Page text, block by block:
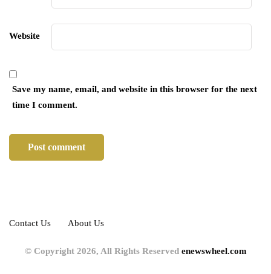
Website
Save my name, email, and website in this browser for the next
time I comment.
Contact Us About Us
© Copyright 2026, All Rights Reserved enewswheel.com